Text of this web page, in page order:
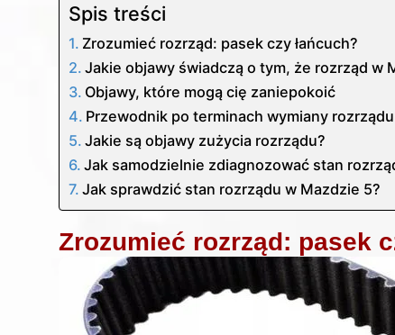
Spis treści
Zrozumieć rozrząd: pasek czy łańcuch?
Jakie objawy świadczą o tym, że rozrząd w
Objawy, które mogą cię zaniepokoić
Przewodnik po terminach wymiany
Jakie są objawy zużycia rozrządu?
Jak samodzielnie zdiagnozować stan
Jak sprawdzić stan rozrządu w Mazdzie 5?
Zrozumieć rozrząd: pasek